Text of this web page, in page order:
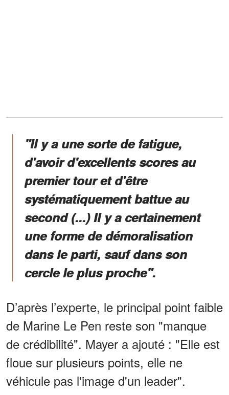
"Il y a une sorte de fatigue,
d'avoir d'excellents scores au
premier tour et d'être
systématiquement battue au
second (...) Il y a certainement
une forme de démoralisation
dans le parti, sauf dans son
cercle le plus proche".
D’après l’experte, le principal point faible
de Marine Le Pen reste son "manque
de crédibilité". Mayer a ajouté : "Elle est
floue sur plusieurs points, elle ne
véhicule pas l'image d'un leader".